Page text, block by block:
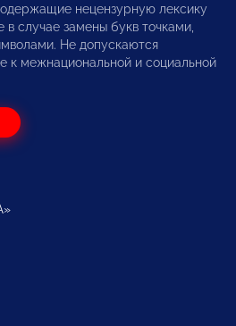
нецензурную лексику
случае замены букв точками,
Не допускаются
к межнациональной и социальной